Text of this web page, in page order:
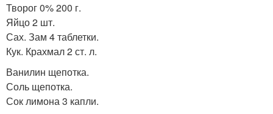
Творог 0% 200 г.
Яйцо 2 шт.
Сах. Зам 4 таблетки.
Кук. Крахмал 2 ст. л.
Ванилин щепотка.
Соль щепотка.
Сок лимона 3 капли.